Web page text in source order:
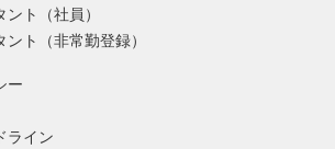
ー
ライン
ト（社員）
ト（非常勤登録）